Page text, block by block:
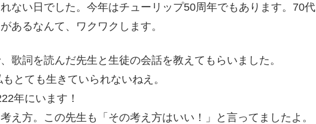
ない日でした。今年はチューリップ50周年でもあります。70代
あるなんて、ワクワクします。
歌詞を読んだ先生と生徒の会話を教えてもらいました。
とても生きていられないねえ。
年にいます！
え方。この先生も「その考え方はいい！」と言ってましたよ。